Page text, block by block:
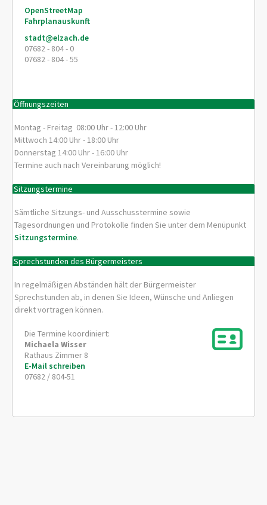
OpenStreetMap
Fahrplanauskunft
stadt@elzach.de
07682 - 804 - 0
07682 - 804 - 55
Öffnungszeiten
Montag - Freitag 08:00 Uhr - 12:00 Uhr
Mittwoch 14:00 Uhr - 18:00 Uhr
Donnerstag 14:00 Uhr - 16:00 Uhr
Termine auch nach Vereinbarung möglich!
Sitzungstermine
Sämtliche Sitzungs- und Ausschusstermine sowie
Tagesordnungen und Protokolle finden Sie unter dem Menüpunkt
Sitzungstermine.
Sprechstunden des Bürgermeisters
In regelmäßigen Abständen hält der Bürgermeister
Sprechstunden ab, in denen Sie Ideen, Wünsche und Anliegen
direkt vortragen können.
Die Termine koordiniert:
Michaela Wisser
Rathaus Zimmer 8
E-Mail schreiben
07682 / 804-51